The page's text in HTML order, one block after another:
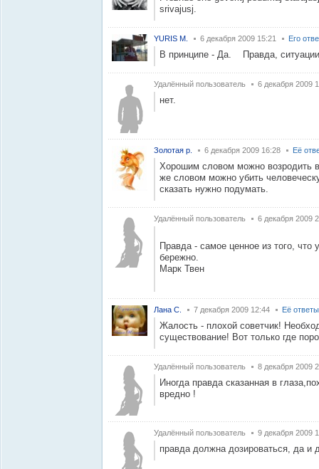
srivajusj.
YURIS M. 6 декабря 2009 15:21 Его
В принципе - Да. Правда,
Удалённый пользователь 6 декабря 2009
нет.
Золотая р. 6 декабря 2009 16:28 Её
Хорошим словом можно возродить
же словом можно убить
сказать нужно подумать.
Удалённый пользователь 6 декабря 2009
Правда - самое ценное из того,
бережно.
Марк Твен
Лана С. 7 декабря 2009 12:44 Её ответы
Жалость - плохой советчик!
существование! Вот только где
Удалённый пользователь 8 декабря 2009
Иногда правда сказанная в
вредно !
Удалённый пользователь 9 декабря 2009
правда должна дозироваться, да и